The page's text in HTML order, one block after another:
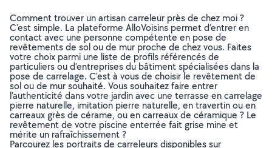
Comment trouver un artisan carreleur près de chez moi ?
C'est simple. La plateforme AlloVoisins permet d’entrer en
contact avec une personne compétente en pose de
revêtements de sol ou de mur proche de chez vous. Faites
votre choix parmi une liste de profils référencés de
particuliers ou d’entreprises du bâtiment spécialisées dans la
pose de carrelage. C’est à vous de choisir le revêtement de
sol ou de mur souhaité. Vous souhaitez faire entrer
l’authenticité dans votre jardin avec une terrasse en carrelage
pierre naturelle, imitation pierre naturelle, en travertin ou en
carreaux grès de cérame, ou en carreaux de céramique ? Le
revêtement de votre piscine enterrée fait grise mine et
mérite un rafraîchissement ?
Parcourez les portraits de carreleurs disponibles sur